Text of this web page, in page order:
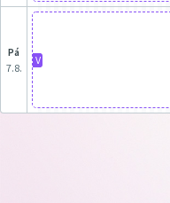
pá
7.8.
V